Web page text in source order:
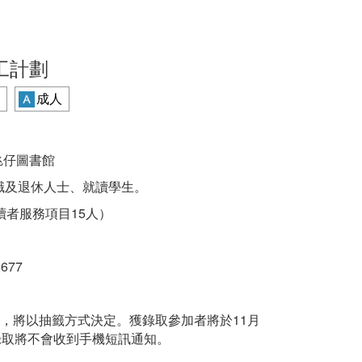
計劃
成人
圖書館
退休人士、就讀學生。
服務項目15人）
將以抽籤方式決定。獲錄取參加者將於11月
將不會收到手機短訊通知。